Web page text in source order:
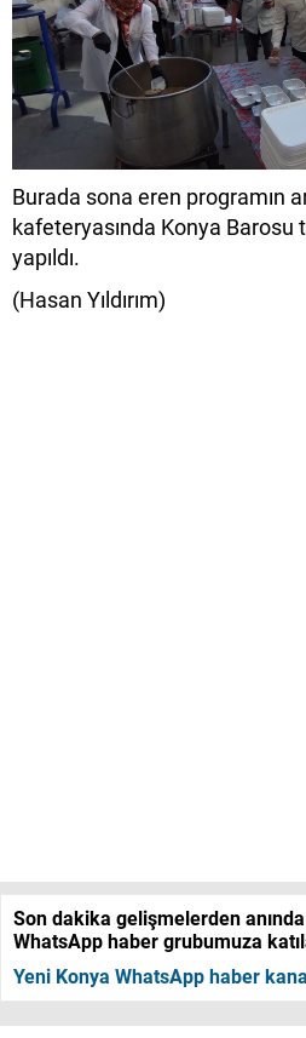
Burada sona eren programın
kafeteryasında Konya Barosu
yapıldı.
(Hasan Yıldırım)
Son dakika gelişmelerden
WhatsApp haber grubumuza
Yeni Konya WhatsApp haber